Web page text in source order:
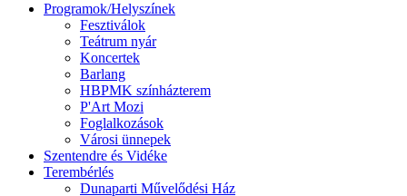
Programok/Helyszínek
Fesztiválok
Teátrum nyár
Koncertek
Barlang
HBPMK színházterem
P'Art Mozi
Foglalkozások
Városi ünnepek
Szentendre és Vidéke
Terembérlés
Dunaparti Művelődési Ház